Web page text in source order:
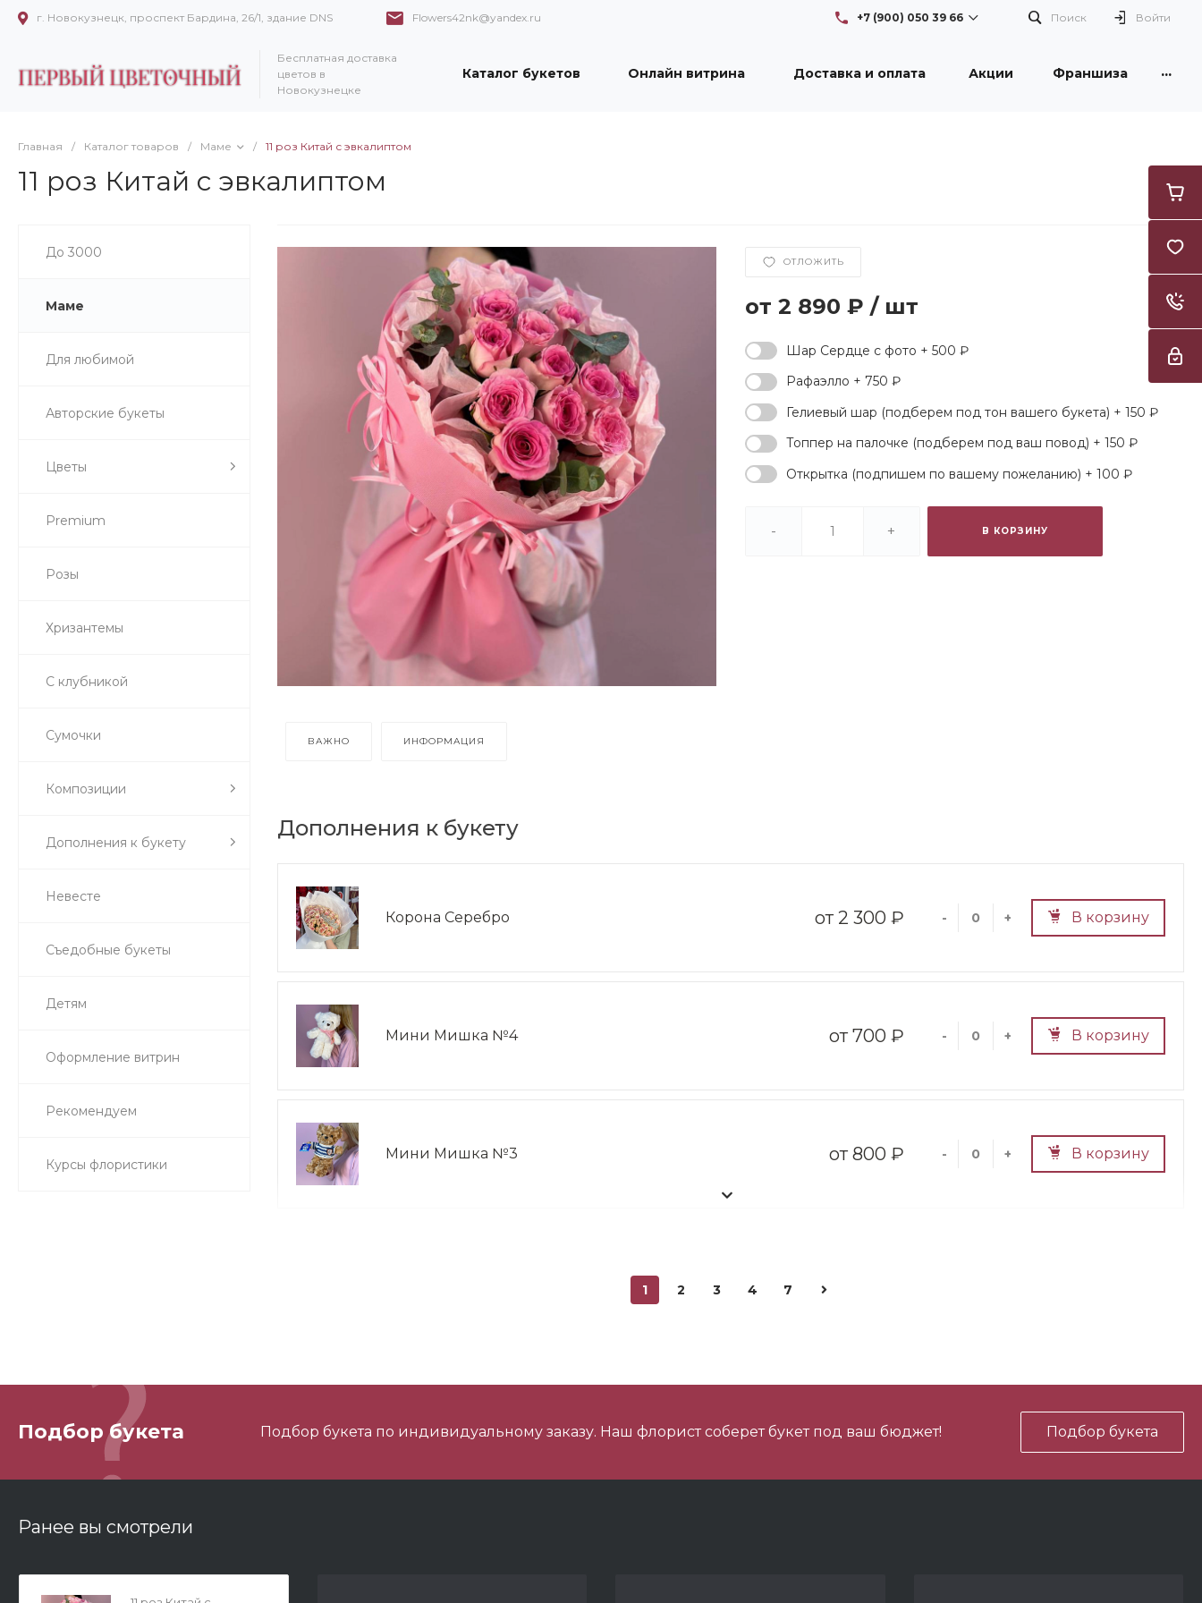
г. Новокузнецк, проспект Бардина, 26/1, здание DNS Flowers42nk@yandex.ru +7 (900) 050 39 66 Поиск Войти
Бесплатная доставка
цветов в
Новокузнецке
Каталог букетов Онлайн витрина Доставка и оплата Акции Франшиза ...
Главная / Каталог товаров / Маме / 11 роз Китай с эвкалиптом
11 роз Китай с эвкалиптом
До 3000
Маме
Для любимой
Авторские букеты
Цветы
Premium
Розы
Хризантемы
С клубникой
Сумочки
Композиции
Дополнения к букету
Невесте
Съедобные букеты
Детям
Оформление витрин
Рекомендуем
Курсы флористики
ОТЛОЖИТЬ
2 890 ₽ / шт
Шар Сердце с фото + 500 ₽
Рафаэлло + 750 ₽
Гелиевый шар (подберем под тон вашего букета) + 150 ₽
Топпер на палочке (подберем под ваш повод) + 150 ₽
Открытка (подпишем по вашему пожеланию) + 100 ₽
- + В КОРЗИНУ
ВАЖНО ИНФОРМАЦИЯ
Дополнения к букету
Корона Серебро 2 300 ₽ - + В корзину
Мини Мишка №4 700 ₽ - + В корзину
Мини Мишка №3 800 ₽ - + В корзину
Мишка Мини №1 700 ₽ - + В корзину
1 2 3 4 7
Подбор букета Подбор букета по индивидуальному заказу. Наш флорист соберет букет под ваш бюджет! Подбор букета
Ранее вы смотрели